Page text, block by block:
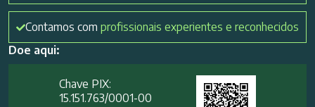
Contamos com profissionais experientes e reconhecidos
Doe aqui:
Chave PIX:
15.151.763/0001-00​